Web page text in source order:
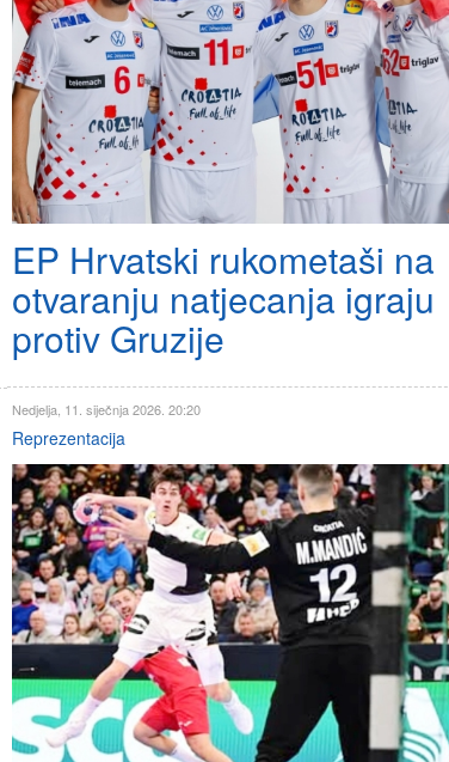
EP Hrvatski rukometaši na
otvaranju natjecanja igraju
protiv Gruzije
Nedjelja, 11. siječnja 2026. 20:20
Reprezentacija